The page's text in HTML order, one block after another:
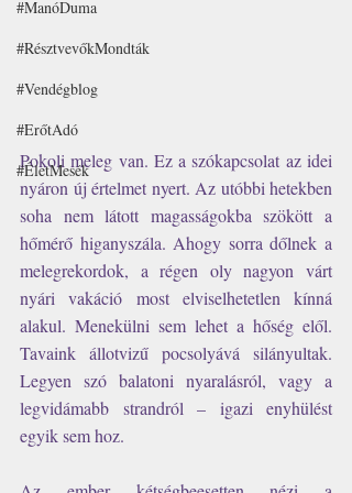
#ManóDuma
#RésztvevőkMondták
#Vendégblog
#ErőtAdó
#ÉletMesék
Pokoli meleg van. Ez a szókapcsolat az idei
nyáron új értelmet nyert. Az utóbbi hetekben
soha nem látott magasságokba szökött a
hőmérő higanyszála. Ahogy sorra dőlnek a
melegrekordok, a régen oly nagyon várt
nyári vakáció most elviselhetetlen kínná
alakul. Menekülni sem lehet a hőség elől.
Tavaink állotvizű pocsolyává silányultak.
Legyen szó balatoni nyaralásról, vagy a
legvidámabb strandról – igazi enyhülést
egyik sem hoz.